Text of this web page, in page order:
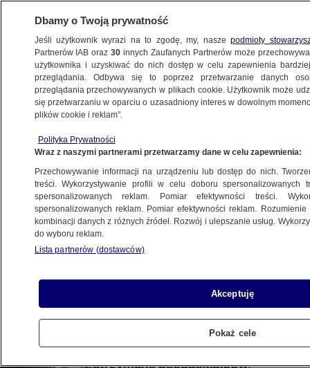
LEGNICA
Trener szachowy skazany za pedofilię
WROCŁAW
Jechała za szybko pod wpływem
narkotyków. Wiozła dzieci
WROCŁAW
Jechał za szybko, teraz odpocznie
Zatrzymano pseudokibiców,
Dbamy o Twoją prywatność
Jeśli użytkownik wyrazi na to zgodę, my, naszepodmioty
Partnerów IAB oraz30 innych Zaufanych Partnerów może
użytkownika i uzyskiwać do nich dostęp w celu zapewnienia
przeglądania. Odbywa się to poprzez przetwarzanie danych
przeglądania przechowywanych w plikach cookie. Użytkownik może
się przetwarzaniu w oparciu o uzasadniony interes w dowolnym
plików cookie i reklam”.
Polityka Prywatności
Wraz z naszymi partnerami przetwarzamy dane w celu zapewnienia:
Przechowywanie informacji na urządzeniu lub dostęp do nich.
treści. Wykorzystywanie profili w celu doboru spersonalizowanych
spersonalizowanych reklam. Pomiar efektywności treści.
spersonalizowanych reklam. Pomiar efektywności reklam.
kombinacji danych z różnych źródeł. Rozwój i ulepszanie usług.
do wyboru reklam.
Lista partnerów (dostawców)
Akceptuję
Pokaż cele